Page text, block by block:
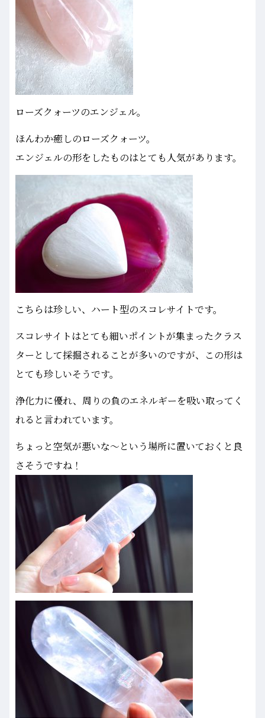
ローズクォーツのエンジェル。
ほんわか癒しのローズクォーツ。
エンジェルの形をしたものはとても人気があります。
こちらは珍しい、ハート型のスコレサイトです。
スコレサイトはとても細いポイントが集まったクラス
ターとして採掘されることが多いのですが、この形は
とても珍しいそうです。
浄化力に優れ、周りの負のエネルギーを吸い取ってく
れると言われています。
ちょっと空気が悪いな～という場所に置いておくと良
さそうですね！